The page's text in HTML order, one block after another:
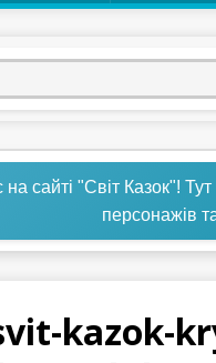
сайті "Світ Казок"!
персонажів
kazok-